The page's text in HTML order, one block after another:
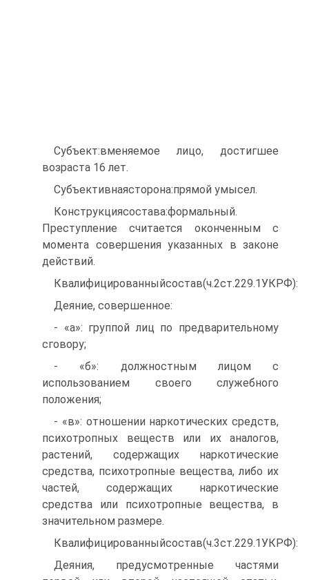
Субъект:вменяемое лицо, достигшее
возраста 16 лет.
Субъективнаясторона:прямой умысел.
Конструкциясостава:формальный.
Преступление считается оконченным с
момента совершения указанных в законе
действий.
Квалифицированныйсостав(ч.2ст.229.1УКРФ):
Деяние, совершенное:
- «а»: группой лиц по предварительному
сговору;
- «б»: должностным лицом с
использованием своего служебного
положения;
- «в»: отношении наркотических средств,
психотропных веществ или их аналогов,
растений, содержащих наркотические
средства, психотропные вещества, либо их
частей, содержащих наркотические
средства или психотропные вещества, в
значительном размере.
Квалифицированныйсостав(ч.3ст.229.1УКРФ):
Деяния, предусмотренные частями